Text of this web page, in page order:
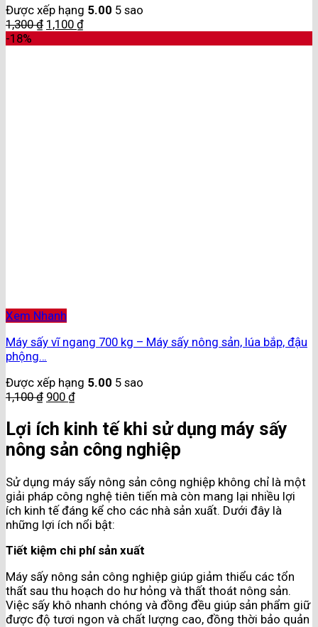
Được xếp hạng 5.00 5 sao
1,300₫ 1,100 ₫
-18%
Xem Nhanh
Máy sấy vĩ ngang 700 kg – Máy sấy nông sản, lúa bắp, đậu
phộng…
Được xếp hạng 5.00 5 sao
1,100₫ 900 ₫
Lợi ích kinh tế khi sử dụng máy sấy
nông sản công nghiệp
Sử dụng máy sấy nông sản công nghiệp không chỉ là một
giải pháp công nghệ tiên tiến mà còn mang lại nhiều lợi
ích kinh tế đáng kể cho các nhà sản xuất. Dưới đây là
những lợi ích nổi bật:
Tiết kiệm chi phí sản xuất
Máy sấy nông sản công nghiệp giúp giảm thiểu các tổn
thất sau thu hoạch do hư hỏng và thất thoát nông sản.
Việc sấy khô nhanh chóng và đồng đều giúp sản phẩm giữ
được độ tươi ngon và chất lượng cao, đồng thời bảo quản